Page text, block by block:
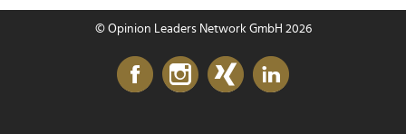
© Opinion Leaders Network GmbH 2026